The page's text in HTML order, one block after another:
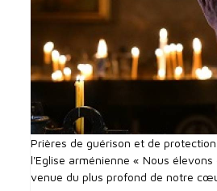
Prières de guérison et de
l'Eglise arménienne « Nous
venue du plus profond de notre